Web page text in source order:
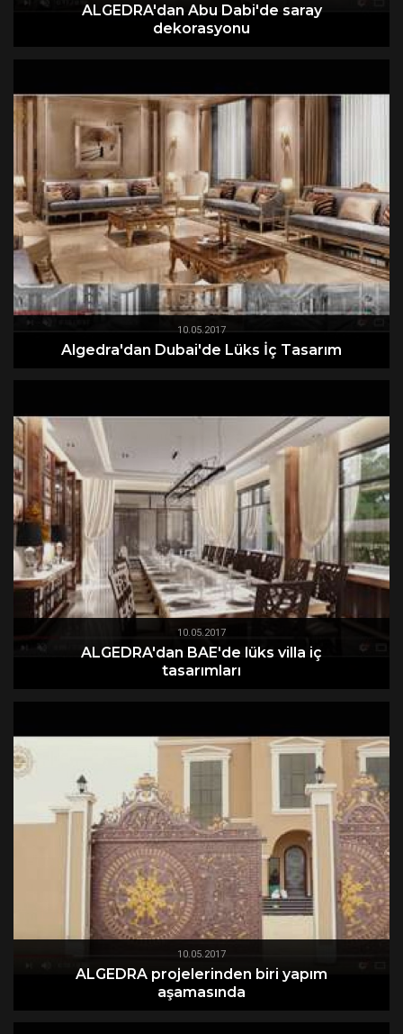
ALGEDRA'dan Abu Dabi'de saray
dekorasyonu
10.05.2017
Algedra'dan Dubai'de Lüks İç Tasarım
10.05.2017
ALGEDRA'dan BAE'de lüks villa iç
tasarımları
10.05.2017
ALGEDRA projelerinden biri yapım
aşamasında